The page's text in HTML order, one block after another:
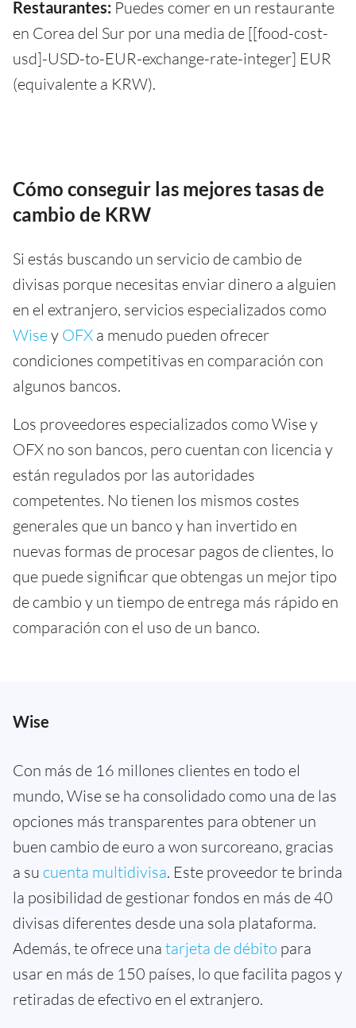
Restaurantes: Puedes comer en un restaurante
en Corea del Sur por una media de [[food-cost-
usd]-USD-to-EUR-exchange-rate-integer] EUR
(equivalente a KRW).
Cómo conseguir las mejores tasas de
cambio de KRW
Si estás buscando un servicio de cambio de
divisas porque necesitas enviar dinero a alguien
en el extranjero, servicios especializados como
Wisey OFX a menudo pueden ofrecer
condiciones competitivas en comparación con
algunos bancos.
Los proveedores especializados como Wise y
OFX no son bancos, pero cuentan con licencia y
están regulados por las autoridades
competentes. No tienen los mismos costes
generales que un banco y han invertido en
nuevas formas de procesar pagos de clientes, lo
que puede significar que obtengas un mejor tipo
de cambio y un tiempo de entrega más rápido en
comparación con el uso de un banco.
Wise
Con más de 16 millones clientes en todo el
mundo, Wise se ha consolidado como una de las
opciones más transparentes para obtener un
buen cambio de euro a won surcoreano, gracias
a su cuenta multidivisa. Este proveedor te brinda
la posibilidad de gestionar fondos en más de 40
divisas diferentes desde una sola plataforma.
Además, te ofrece una tarjeta de débito para
usar en más de 150 países, lo que facilita pagos y
retiradas de efectivo en el extranjero.